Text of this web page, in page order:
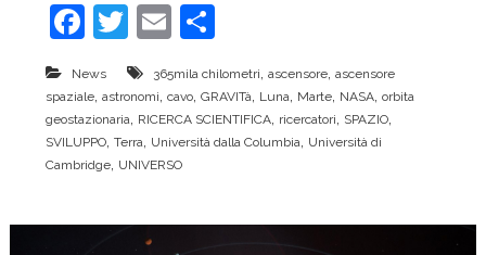
F
c
e
b
o
T
w
itt
er
E
ai
l
C
n
di
vi
News 365mila chilometri ascensore, ascensore
spaziale, astronomi cavo, GRAVITà Luna Marte, NASA, orbita
geostazionaria RICERCA SCIENTIFICA, ricercatori SPAZIO,
SVILUPPO, Terra Università dalla Columbia Università di
Cambridge, UNIVERSO